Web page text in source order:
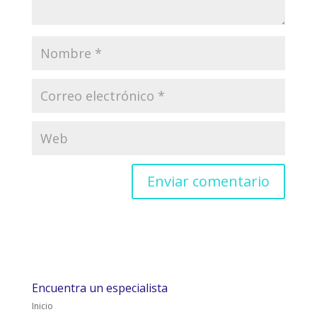
Encuentra un especialista
Inicio